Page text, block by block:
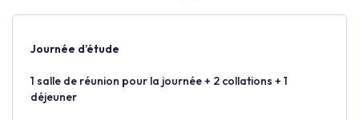
Journée d’étude
1 salle de réunion pour la journée + 2 collations + 1
déjeuner